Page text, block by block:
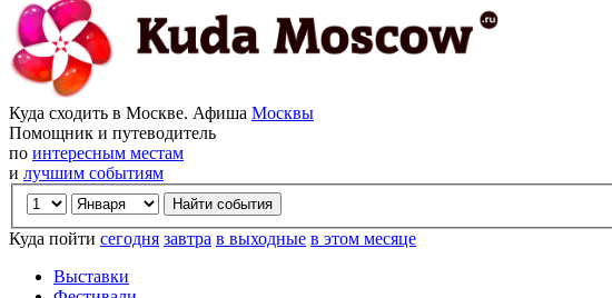
Куда сходить в Москве. Афиша Москвы
Помощник и путеводитель
по интересным местам
и лучшим событиям
Куда пойти сегодня завтра в выходные в этом месяце
Выставки